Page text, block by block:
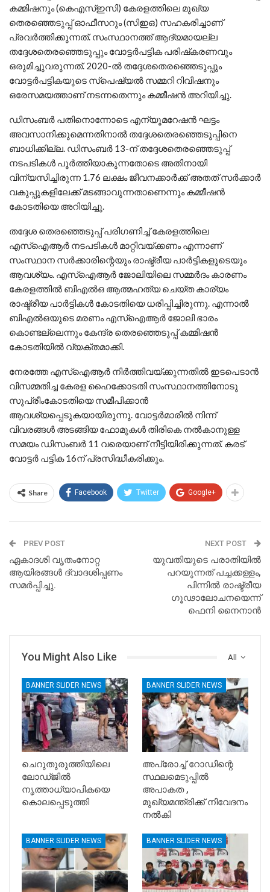
കമ്മിഷനും (കെഎസ്ഇസി) കേരളത്തിലെ മുഖ്യ
തെരഞ്ഞെടുപ്പ് ഓഫീസറും (സിഇഒ) സഹകരിച്ചാണ്
പ്രവര്‍ത്തിക്കുന്നത്. സംസ്ഥാനത്ത് ആദ്യമായല്ല
തദ്ദേശതെരഞ്ഞെടുപ്പും വോട്ടര്‍പട്ടിക പരിഷ്‌കരണവും
ഒരുമിച്ചുവരുന്നത്. 2020-ല്‍ തദ്ദേശതെരഞ്ഞെടുപ്പും
വോട്ടര്‍പട്ടികയുടെ സ്‌പെഷ്യല്‍ സമ്മറി റിവിഷനും
ഒരേസമയത്താണ് നടന്നതെന്നും കമ്മീഷന്‍ അറിയിച്ചു.
ഡിസംബര്‍ പതിനൊന്നോടെ എന്യൂമറേഷന്‍ ഘട്ടം
അവസാനിക്കുമെന്നതിനാല്‍ തദ്ദേശതെരഞ്ഞെടുപ്പിനെ
ബാധിക്കില്ല. ഡിസംബര്‍ 13-ന് തദ്ദേശതെരഞ്ഞെടുപ്പ്
നടപടികള്‍ പൂര്‍ത്തിയാകുന്നതോടെ അതിനായി
വിന്യസിച്ചിരുന്ന 1.76 ലക്ഷം ജീവനക്കാര്‍ക്ക് അതത് സര്‍ക്കാര്‍
വകുപ്പുകളിലേക്ക് മടങ്ങാവുന്നതാണെന്നും കമ്മീഷന്‍
കോടതിയെ അറിയിച്ചു.
തദ്ദേശ തെരഞ്ഞെടുപ്പ് പരിഗണിച്ച് കേരളത്തിലെ
എസ്‌ഐആര്‍ നടപടികള്‍ മാറ്റിവയ്ക്കണം എന്നാണ്
സംസ്ഥാന സര്‍ക്കാരിന്റെയും രാഷ്ട്രീയ പാര്‍ട്ടികളുടെയും
ആവശ്യം. എസ്‌ഐആര്‍ ജോലിയിലെ സമ്മര്‍ദം കാരണം
കേരളത്തില്‍ ബിഎല്‍ഒ ആത്മഹത്യ ചെയ്ത കാര്യം
രാഷ്ട്രീയ പാര്‍ട്ടികള്‍ കോടതിയെ ധരിപ്പിച്ചിരുന്നു. എന്നാല്‍
ബിഎല്‍ഒയുടെ മരണം എസ്‌ഐആര്‍ ജോലി ഭാരം
കൊണ്ടല്ലെന്നും കേന്ദ്ര തെരഞ്ഞെടുപ്പ് കമ്മിഷന്‍
കോടതിയില്‍ വ്യക്തമാക്കി.
നേരത്തേ എസ്‌ഐആര്‍ നിര്‍ത്തിവയ്ക്കുന്നതില്‍ ഇടപെടാന്‍
വിസമ്മതിച്ച കേരള ഹൈക്കോടതി സംസ്ഥാനത്തിനോടു
സുപ്രീംകോടതിയെ സമീപിക്കാന്‍
ആവശ്യപ്പെടുകയായിരുന്നു. വോട്ടര്‍മാരില്‍ നിന്ന്
വിവരങ്ങള്‍ അടങ്ങിയ ഫോമുകള്‍ തിരികെ നല്‍കാനുള്ള
സമയം ഡിസംബര്‍ 11 വരെയാണ് നീട്ടിയിരിക്കുന്നത്. കരട്
വോട്ടര്‍ പട്ടിക 16ന് പ്രസിദ്ധീകരിക്കും.
Share Facebook Twitter Google+
PREV POST
ഏകാദശി വൃതംനോറ്റ
ആയിരങ്ങള്‍ ദ്വാദശിപ്പണം
സമര്‍പ്പിച്ചു.
NEXT POST
യുവതിയുടെ പരാതിയിൽ
പറയുന്നത് പച്ചക്കള്ളം,​
പിന്നിൽ രാഷ്ട്രീയ
ഗൂഢാലോചനയെന്ന്
ഫെനി നൈനാൻ
All
You Might Also Like
BANNER SLIDER NEWS
ചെറുതുരുത്തിയിലെ
ലോഡ്ജിൽ
നൃത്താധ്യാപികയെ
കൊലപ്പെടുത്തി
BANNER SLIDER NEWS
അപ്രോച്ച് റോഡിന്റെ
സ്ഥലമെടുപ്പിൽ
അപാകത ,
മുഖ്യമന്ത്രിക്ക് നിവേദനം
നൽകി
BANNER SLIDER NEWS BANNER SLIDER NEWS